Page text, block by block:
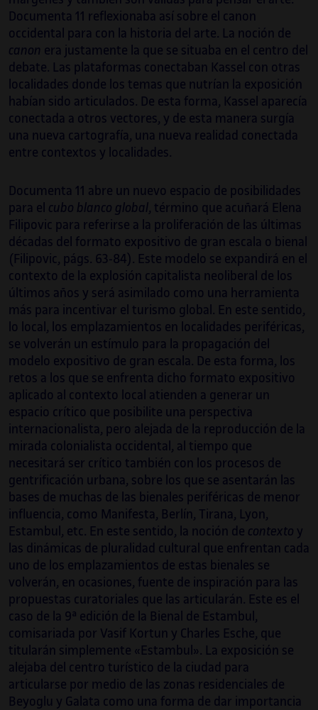
Documenta 11 reflexionaba así sobre el canon
occidental para con la historia del arte. La noción de
canon era justamente la que se situaba en el centro del
debate. Las plataformas conectaban Kassel con otras
localidades donde los temas que nutrían la exposición
habían sido articulados. De esta forma, Kassel aparecía
conectada a otros vectores, y de esta manera surgía
una nueva cartografía, una nueva realidad conectada
entre contextos y localidades.
Documenta 11 abre un nuevo espacio de posibilidades
para el cubo blanco global, término que acuñará Elena
Filipovic para referirse a la proliferación de las últimas
décadas del formato expositivo de gran escala o bienal
(Filipovic, págs. 63-84). Este modelo se expandirá en el
contexto de la explosión capitalista neoliberal de los
últimos años y será asimilado como una herramienta
más para incentivar el turismo global. En este sentido,
lo local, los emplazamientos en localidades periféricas,
se volverán un estímulo para la propagación del
modelo expositivo de gran escala. De esta forma, los
retos a los que se enfrenta dicho formato expositivo
aplicado al contexto local atienden a generar un
espacio crítico que posibilite una perspectiva
internacionalista, pero alejada de la reproducción de la
mirada colonialista occidental, al tiempo que
necesitará ser crítico también con los procesos de
gentrificación urbana, sobre los que se asentarán las
bases de muchas de las bienales periféricas de menor
influencia, como Manifesta, Berlín, Tirana, Lyon,
Estambul, etc. En este sentido, la noción de contexto y
las dinámicas de pluralidad cultural que enfrentan cada
uno de los emplazamientos de estas bienales se
volverán, en ocasiones, fuente de inspiración para las
propuestas curatoriales que las articularán. Este es el
caso de la 9ª edición de la Bienal de Estambul,
comisariada por Vasif Kortun y Charles Esche, que
titularán simplemente «Estambul». La exposición se
alejaba del centro turístico de la ciudad para
articularse por medio de las zonas residenciales de
Beyoglu y Galata como una forma de dar importancia